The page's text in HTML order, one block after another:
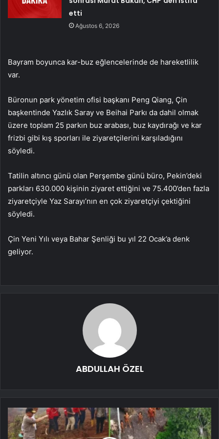
etti
Ağustos 6, 2026
Bayram boyunca kar-buz eğlencelerinde de hareketlilik
var.
Büronun park yönetim ofisi başkanı Peng Qiang, Çin
başkentinde Yazlık Saray ve Beihai Parkı da dahil olmak
üzere toplam 25 parkın buz arabası, buz kaydırağı ve kar
frizbi gibi kış sporları ile ziyaretçilerini karşıladığını
söyledi.
Tatilin altıncı günü olan Perşembe günü büro, Pekin’deki
parkları 630.000 kişinin ziyaret ettiğini ve 75.400’den fazla
ziyaretçiyle Yaz Sarayı’nın en çok ziyaretçiyi çektiğini
söyledi.
Çin Yeni Yılı veya Bahar Şenliği bu yıl 22 Ocak’a denk
geliyor.
ABDULLAH ÖZEL